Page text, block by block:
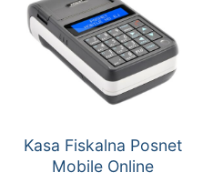
Kasa Fiskalna Posnet
Mobile Online